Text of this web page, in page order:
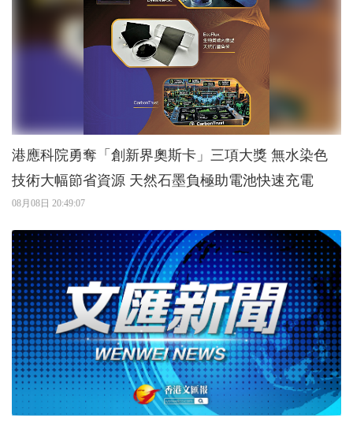
港應科院勇奪「創新界奧斯卡」三項大獎 無水染色
技術大幅節省資源 天然石墨負極助電池快速充電
08月08日 20:49:07